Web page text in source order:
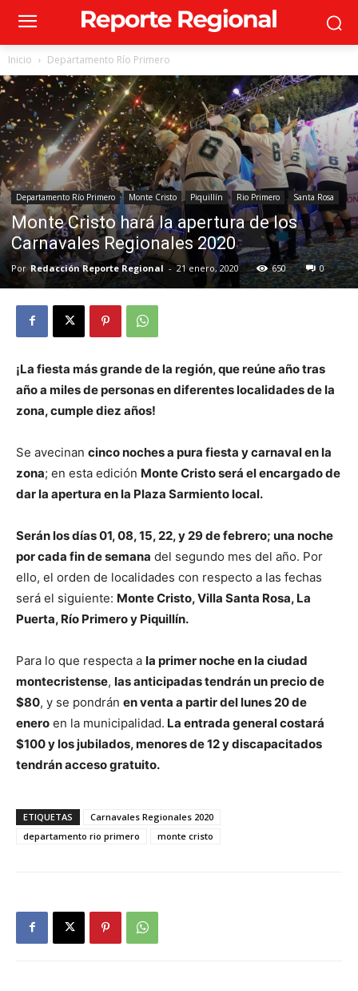
Inicio Departamento Río Primero
Departamento Río Primero Monte Cristo Piquillín Rio Primero Santa Rosa
Monte Cristo hará la apertura de los
Carnavales Regionales 2020
Por Redacción Reporte Regional - 21 enero, 2020 650 0
¡La fiesta más grande de la región, que reúne año tras
año a miles de personas en diferentes localidades de la
zona, cumple diez años!
Se avecinan cinco noches a pura fiesta y carnaval en la
zona; en esta edición Monte Cristo será el encargado de
dar la apertura en la Plaza Sarmiento local.
Serán los días 01, 08, 15, 22, y 29 de febrero; una noche
por cada fin de semana del segundo mes del año. Por
ello, el orden de localidades con respecto a las fechas
será el siguiente: Monte Cristo, Villa Santa Rosa, La
Puerta, Río Primero y Piquillín.
Para lo que respecta a la primer noche en la ciudad
montecristense, las anticipadas tendrán un precio de
$80, y se pondrán en venta a partir del lunes 20 de
enero en la municipalidad. La entrada general costará
$100 y los jubilados, menores de 12 y discapacitados
tendrán acceso gratuito.
ETIQUETAS
Carnavales Regionales 2020
departamento rio primero
monte cristo